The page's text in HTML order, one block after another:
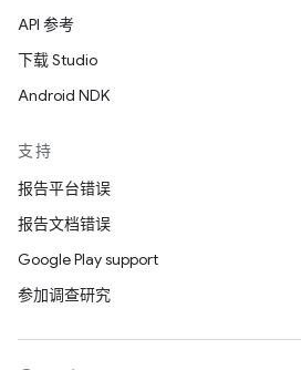
API 参考
下载 Studio
Android NDK
支持
报告平台错误
报告文档错误
Google Play support
参加调查研究